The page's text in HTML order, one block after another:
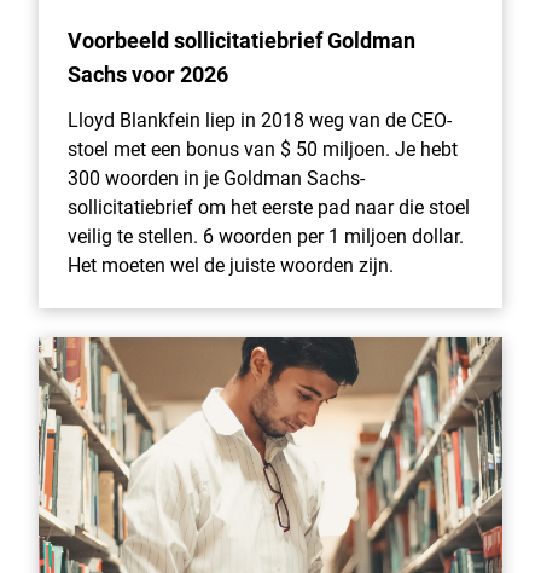
Voorbeeld sollicitatiebrief Goldman
Sachs voor 2026
Lloyd Blankfein liep in 2018 weg van de CEO-
stoel met een bonus van $ 50 miljoen. Je hebt
300 woorden in je Goldman Sachs-
sollicitatiebrief om het eerste pad naar die stoel
veilig te stellen. 6 woorden per 1 miljoen dollar.
Het moeten wel de juiste woorden zijn.